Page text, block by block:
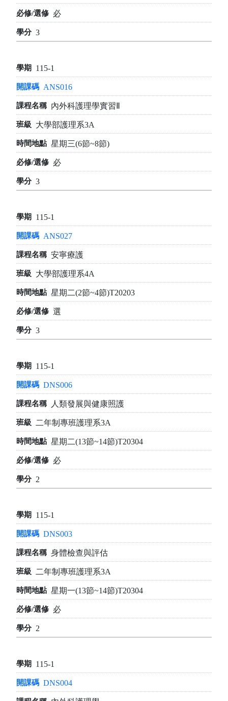
必
3
115-1
ANS016
內外科護理學實習Ⅱ
大學部護理系3A
星期三(6節~8節)
必
3
115-1
ANS027
安寧療護
大學部護理系4A
星期二(2節~4節)T20203
選
3
115-1
DNS006
人類發展與健康照護
二年制專班護理系3A
星期二(13節~14節)T20304
必
2
115-1
DNS003
身體檢查與評估
二年制專班護理系3A
星期一(13節~14節)T20304
必
2
115-1
DNS004